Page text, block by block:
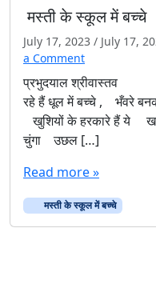
मस्ती के स्कूल में बच्चे
July 17, 2023 / July 17,
a Comment
प्रभुदयाल
रहे हैं धूल में बच्चे , भँवरे
खुशियों के हरकारे हैं ये
चुंगा उछल […]
Read more »
मस्ती के स्कूल में बच्चे